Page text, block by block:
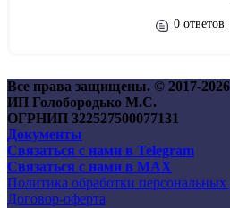
0 ответов
Все права защищены. © 2017-2026
ИП Голобородько М.С.
ОГРНИП 322527500077131
Документы
Связаться с нами в Telegram
Связаться с нами в MAX
Политика обработки
Договор-оферта